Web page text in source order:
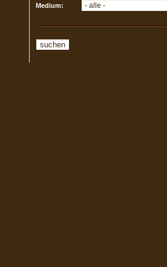
Medium: